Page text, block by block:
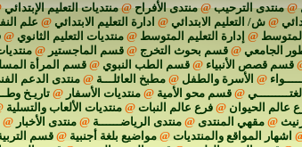
@منتدى الترحيب @منتدى الأفراح @منتديات التعليم الإبتدائي
@ ش/ التعليم الابتدائي @ ادارة التعليم الابتدائي @ علم
@ إدارة التعليم المتوسط @ منتديات التعليم الثانوي @
الجامعي @ قسم بحوث التخرج @ قسم الماجستير @
قسم قصص الأنبياء @ قسم الطب النبوي @قسم المرأة
@ الأسرة والطفل @ مطبخ العائلـــة @ منتدى الدعم
@قسم محو الأمية @منتديات الأسفار @تاريـخ
عالم الحيوان @فرع عالم النبات @منتديات الألعاب والتسلية
@مقهي المنتدى @منتدى الرياضــــــة @منتدى الأخبار @
اشهار المواقع والمنتديات @ مواضيع بلغة أجنبية @ قسم